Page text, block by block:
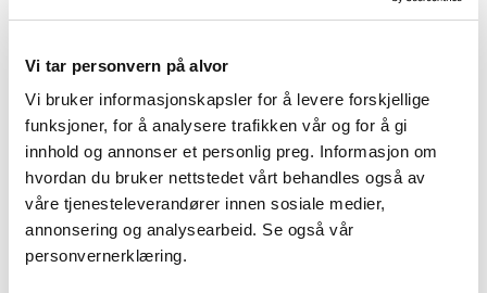
Vi tar personvern på alvor
Vi bruker informasjonskapsler for å levere forskjellige
funksjoner, for å analysere trafikken vår og for å gi
innhold og annonser et personlig preg. Informasjon om
hvordan du bruker nettstedet vårt behandles også av
våre tjenesteleverandører innen sosiale medier,
annonsering og analysearbeid. Se også vår
personvernerklæring.
Slikkepott kunststoff
varmebestandig 24 cm
Slikkepott kunststoff